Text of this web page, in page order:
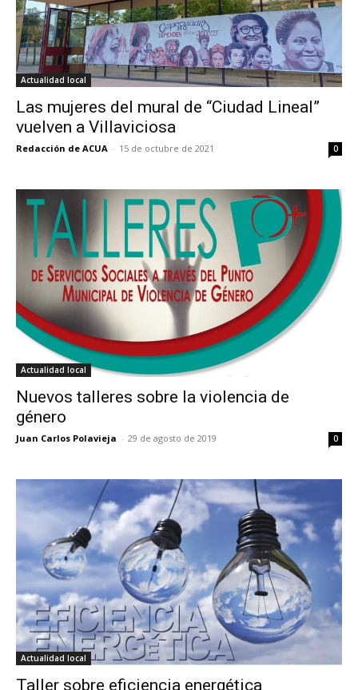
Actualidad local
Las mujeres del mural de “Ciudad Lineal”
vuelven a Villaviciosa
Redacción de ACUA - 15 de octubre de 2021 0
Actualidad local
Nuevos talleres sobre la violencia de
género
Juan Carlos Polavieja - 29 de agosto de 2019 0
Actualidad local
Taller sobre eficiencia energética